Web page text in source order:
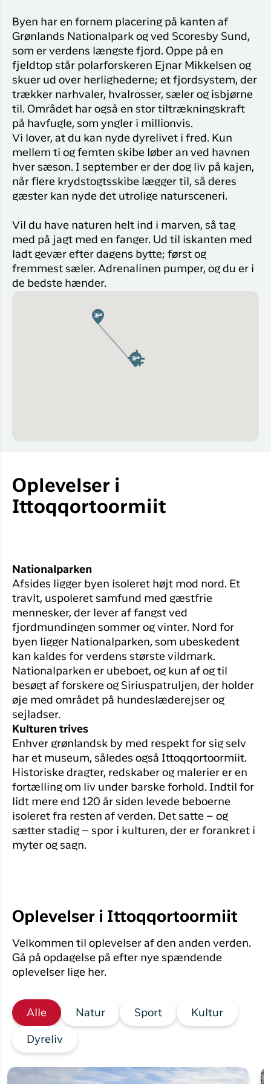
Byen har en fornem placering på kanten af
Grønlands Nationalpark og ved Scoresby Sund,
som er verdens længste fjord. Oppe på en
fjeldtop står polarforskeren Ejnar Mikkelsen og
skuer ud over herlighederne; et fjordsystem, der
trækker narhvaler, hvalrosser, sæler og isbjørne
til. Området har også en stor tiltrækningskraft
på havfugle, som yngler i millionvis.
Vi lover, at du kan nyde dyrelivet i fred. Kun
mellem ti og femten skibe løber an ved havnen
hver sæson. I september er der dog liv på kajen,
når flere krydstogtsskibe lægger til, så deres
gæster kan nyde det utrolige natursceneri.
Vil du have naturen helt ind i marven, så tag
med på jagt med en fanger. Ud til iskanten med
ladt gevær efter dagens bytte; først og
fremmest sæler. Adrenalinen pumper, og du er i
de bedste hænder.
Oplevelser i
Ittoqqortoormiit
Nationalparken
Afsides ligger byen isoleret højt mod nord. Et
travlt, uspoleret samfund med gæstfrie
mennesker, der lever af fangst ved
fjordmundingen sommer og vinter. Nord for
byen ligger Nationalparken, som ubeskedent
kan kaldes for verdens største vildmark.
Nationalparken er ubeboet, og kun af og til
besøgt af forskere og Siriuspatruljen, der holder
øje med området på hundeslæderejser og
sejladser.
Kulturen trives
Enhver grønlandsk by med respekt for sig selv
har et museum, således også Ittoqqortoormiit.
Historiske dragter, redskaber og malerier er en
fortælling om liv under barske forhold. Indtil for
lidt mere end 120 år siden levede beboerne
isoleret fra resten af verden. Det satte – og
sætter stadig – spor i kulturen, der er forankret i
myter og sagn.
Oplevelser i Ittoqqortoormiit
Velkommen til oplevelser af den anden verden.
Gå på opdagelse på efter nye spændende
oplevelser lige her.
Alle Natur Sport Kultur
Dyreliv